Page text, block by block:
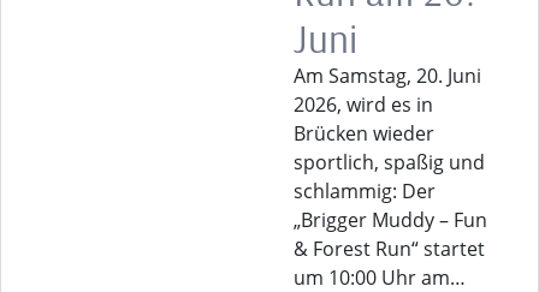
Juni
Am Samstag, 20. Juni
2026, wird es in
Brücken wieder
sportlich, spaßig und
schlammig: Der
„Brigger Muddy – Fun
& Forest Run“ startet
um 10:00 Uhr am…